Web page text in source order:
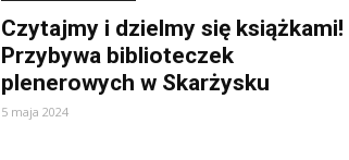
Czytajmy i dzielmy się książkami!
Przybywa biblioteczek
plenerowych w Skarżysku
5 maja 2024